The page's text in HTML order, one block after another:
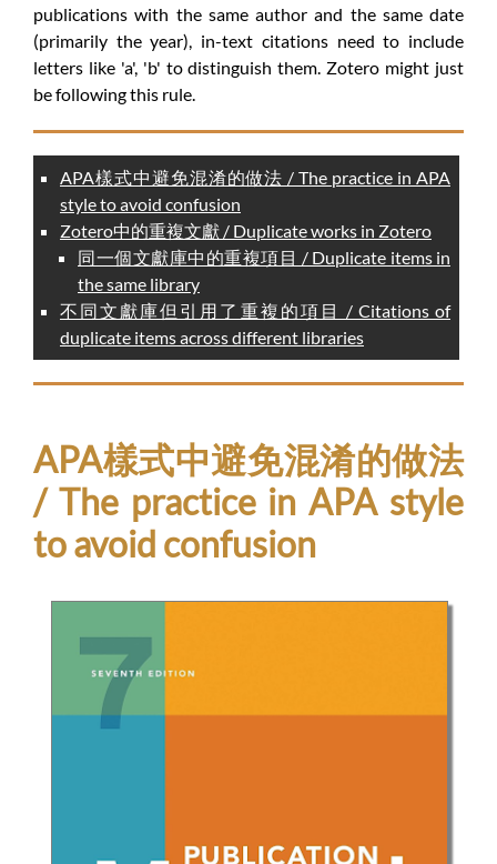
publications with the same author and the same date
(primarily the year), in-text citations need to include
letters like 'a', 'b' to distinguish them. Zotero might just
be following this rule.
APA樣式中避免混淆的做法 / The practice in APA
style to avoid confusion
Zotero中的重複文獻 / Duplicate works in Zotero
同一個文獻庫中的重複項目 / Duplicate items in
the same library
不同文獻庫但引用了重複的項目 / Citations of
duplicate items across different libraries
APA樣式中避免混淆的做法
/ The practice in APA style
to avoid confusion